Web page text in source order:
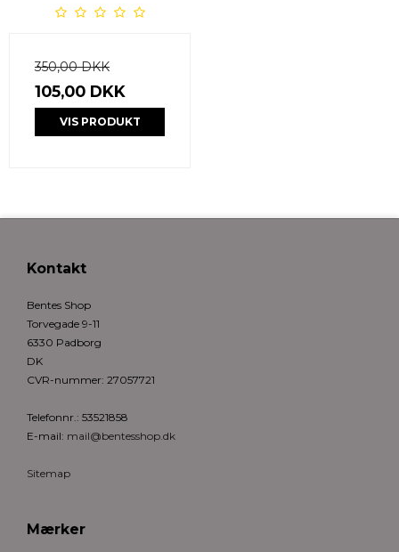
350,00 DKK
105,00 DKK
VIS PRODUKT
Kontakt
Bentes Shop
Torvegade 9-11
6330 Padborg
DK
CVR-nummer: 27057721
Telefonnr.: 53521858
E-mail: mail@bentesshop.dk
Sitemap
Mærker